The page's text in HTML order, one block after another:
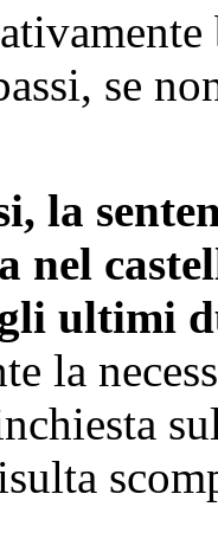
se
la
nel
ultimi
la